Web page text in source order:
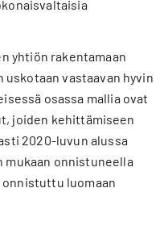
yhtiön rakentamaan
vastaavan hyvin
osassa mallia ovat
joiden kehittämiseen
2020-luvun alussa
mukaan onnistuneella
luomaan